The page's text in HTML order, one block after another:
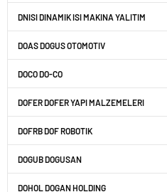
DNISI DINAMIK ISI MAKINA YALITIM
DOAS DOGUS OTOMOTIV
DOCO DO-CO
DOFER DOFER YAPI MALZEMELERI
DOFRB DOF ROBOTIK
DOGUB DOGUSAN
DOHOL DOGAN HOLDING